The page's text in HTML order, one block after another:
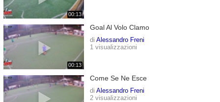
00:13
00:13
Goal Al Volo Clamo
di Alessandro Freni
1 visualizzazioni
Come Se Ne Esce
di Alessandro Freni
2 visualizzazioni